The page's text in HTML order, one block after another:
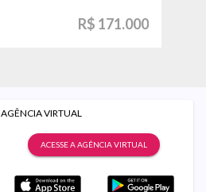
R$ 171.000
AGÊNCIA VIRTUAL
ACESSE A AGÊNCIA VIRTUAL